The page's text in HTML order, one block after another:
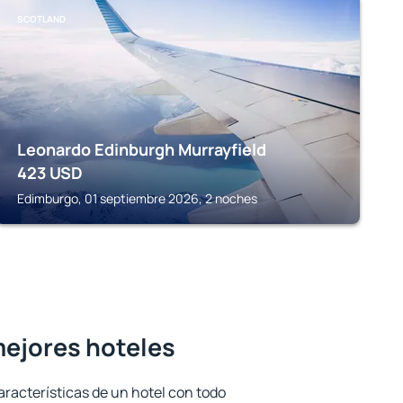
SCOTLAND
Leonardo Edinburgh Murrayfield
423 USD
Edimburgo, 01 septiembre 2026, 2 noches
hoteles
de un hotel con todo